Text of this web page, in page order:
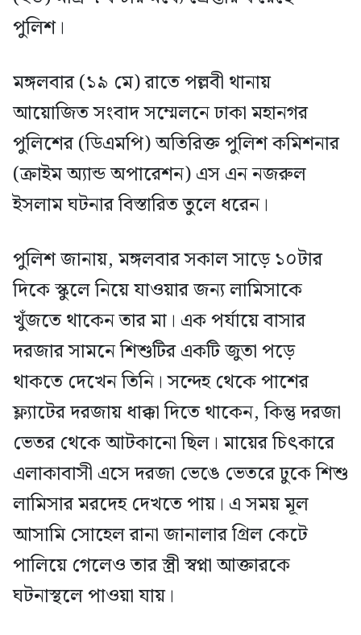
পুলিশ।
মঙ্গলবার (১৯ মে) রাতে পল্লবী থানায়
আয়োজিত সংবাদ সম্মেলনে ঢাকা মহানগর
পুলিশের (ডিএমপি) অতিরিক্ত পুলিশ কমিশনার
(ক্রাইম অ্যান্ড অপারেশন) এস এন নজরুল
ইসলাম ঘটনার বিস্তারিত তুলে ধরেন।
পুলিশ জানায়, মঙ্গলবার সকাল সাড়ে ১০টার
দিকে স্কুলে নিয়ে যাওয়ার জন্য লামিসাকে
খুঁজতে থাকেন তার মা। এক পর্যায়ে বাসার
দরজার সামনে শিশুটির একটি জুতা পড়ে
থাকতে দেখেন তিনি। সন্দেহ থেকে পাশের
ফ্ল্যাটের দরজায় ধাক্কা দিতে থাকেন, কিন্তু দরজা
ভেতর থেকে আটকানো ছিল। মায়ের চিৎকারে
এলাকাবাসী এসে দরজা ভেঙে ভেতরে ঢুকে শিশু
লামিসার মরদেহ দেখতে পায়। এ সময় মূল
আসামি সোহেল রানা জানালার গ্রিল কেটে
পালিয়ে গেলেও তার স্ত্রী স্বপ্না আক্তারকে
ঘটনাস্থলে পাওয়া যায়।